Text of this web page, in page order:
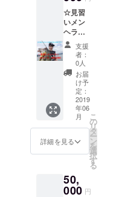
います!
もちろ
ん一緒
に仲良
く作る
事もOK
☺︎ (事前
にリク
エスト
も受け
付けま
す) 人
数/マン
ツーマ
ンorグ
☆見習
いメン
ヘラ☆
・Dコー
ス ミニ
アルバ
ムの他
に オフ
会(レク
チャー
付きバ
ス釣り)
付きの
プラン
場所/
来る場
所(神奈
支援
者：
0人
お届
け予
定：
2019
年06
月
詳細を見る
こ
の
リ
タ
ー
ン
を
選
択
す
る
50,
000 円